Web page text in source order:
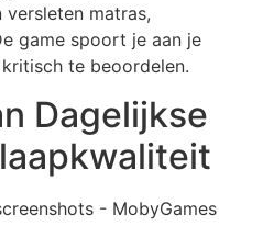
matras,
game spoort je aan je
te beoordelen.
Dagelijkse